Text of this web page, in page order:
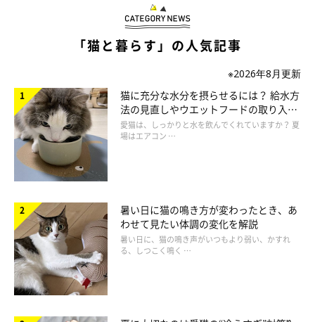
猫の集会は飼い猫でも見られるの？
「猫と暮らす」の人気記事
※2026年8月更新
猫に充分な水分を摂らせるには？ 給水方
法の見直しやウエットフードの取り入れ
方を解説
愛猫は、しっかりと水を飲んでくれていますか？ 夏
場はエアコン …
暑い日に猫の鳴き方が変わったとき、あ
わせて見たい体調の変化を解説
暑い日に、猫の鳴き声がいつもより弱い、かすれ
る、しつこく鳴く …